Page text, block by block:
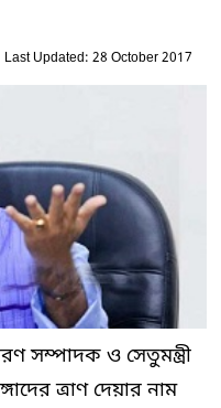
Last Updated: 28 October 2017
সম্পাদক ও সেতুমন্ত্রী
ত্রাণ দেয়ার নাম